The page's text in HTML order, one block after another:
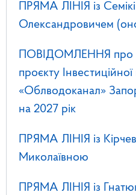
ПРЯМА ЛІНІЯ із
Олександровичем
ПОВІДОМЛЕННЯ про
проєкту
«Облводоканал»
на 2027 рік
ПРЯМА ЛІНІЯ із
Миколаївною
ПРЯМА ЛІНІЯ із